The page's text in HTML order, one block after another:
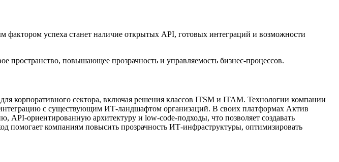
успеха станет наличие открытых API, готовых интеграций и возможности
пространство, повышающее прозрачность и управляемость бизнес-процессов.
корпоративного сектора, включая решения классов ITSM и ITAM. Технологии компании
с существующим ИТ-ландшафтом организаций. В своих платформах Актив
ориентированную архитектуру и low-code-подходы, что позволяет создавать
помогает компаниям повысить прозрачность ИТ-инфраструктуры, оптимизировать